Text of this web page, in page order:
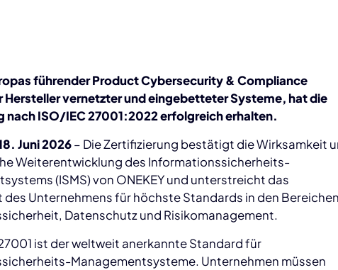
führender Product Cybersecurity & Compliance
Hersteller vernetzter und eingebetteter Systeme, hat die
nach ISO/IEC 27001:2022 erfolgreich erhalten.
Juni 2026– Die Zertifizierung bestätigt die Wirksamkeit
Weiterentwicklung des Informationssicherheits-
(ISMS) von ONEKEY und unterstreicht das
des Unternehmens für höchste Standards in den Bereichen
Datenschutz und Risikomanagement.
ist der weltweit anerkannte Standard für
Managementsysteme. Unternehmen müssen